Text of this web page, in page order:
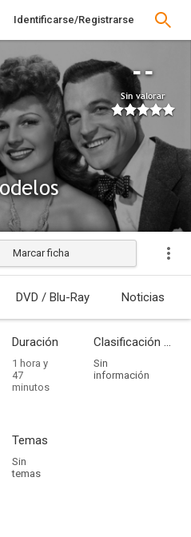
Identificarse/Registrarse
--
Sin valorar
Estrenada
Marcar ficha
DVD / Blu-Ray Noticias
Duración
1 hora y
47
minutos
Clasificación por edades
Sin
información
Temas
Sin
temas